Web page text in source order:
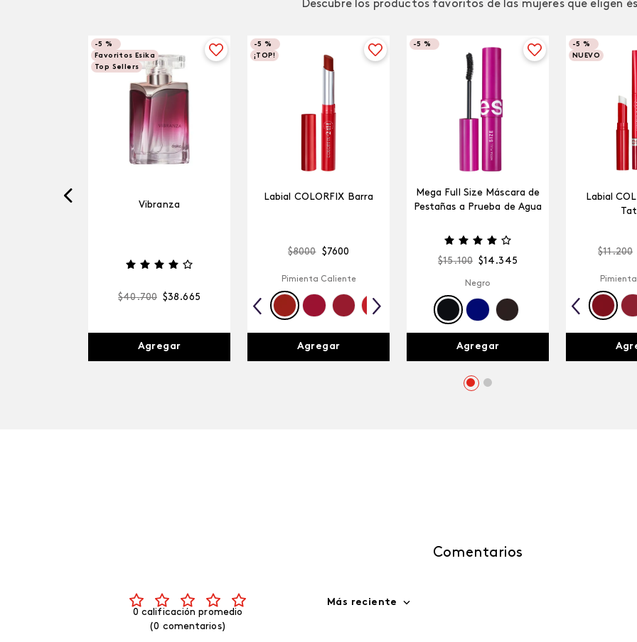
Descubre los productos favoritos de las mujeres que eligen
-5 %
Favoritos Esika
Top Sellers
Vibranza
$40.700 $38 .665
Agregar
-5 %
¡TOP!
Labial COLORFIX Barra
$8000 $7600
Pimienta Caliente
Agregar
-5 %
Mega Full Size Máscara de
Pestañas a Prueba de Agua
$15.100 $14 .345
Negro
Agregar
-5 %
NUEVO
Labial
$11.200
Comentarios
0 calificación promedio
(0 comentarios)
Más reciente